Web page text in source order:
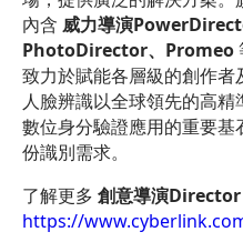
內含 威力導演
PhotoDirector、Promeo
致力於賦能各層級的創作
人臉辨識以全球領先的高
數位身分驗證應用的重要
份識別需求。
了解更多 創意導演
https://